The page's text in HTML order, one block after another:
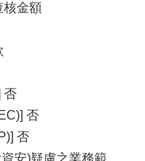
核金額
否
否
否
安)疑慮之業務範